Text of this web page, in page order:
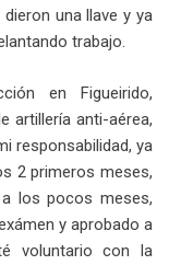
una llave y ya
trabajo.
en Figueirido,
artillería anti-aérea,
responsabilidad, ya
2 primeros meses,
los pocos meses,
y aprobado a
voluntario con la